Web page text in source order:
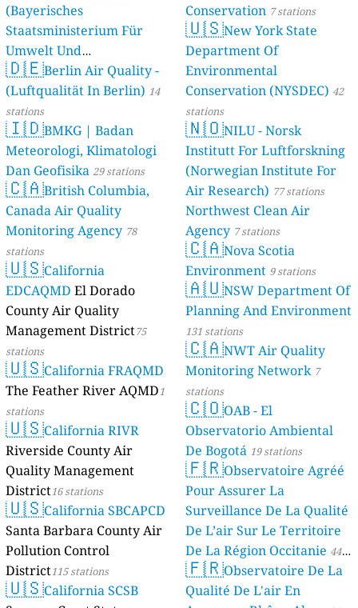
(Bayerisches
Staatsministerium Für
Umwelt Und
Verbraucherschutz) - LfU
46 stations
🇩🇪Berlin Air Quality -
(Luftqualität In Berlin) 14
stations
🇮🇩BMKG | Badan
Meteorologi, Klimatologi
Dan Geofisika 29 stations
🇨🇦British Columbia,
Canada Air Quality
Monitoring Agency 78
stations
🇺🇸California
EDCAQMD El Dorado
County Air Quality
Management District75
stations
🇺🇸California FRAQMD
The Feather River AQMD1
stations
🇺🇸California RIVR
Riverside County Air
Quality Management
District16 stations
🇺🇸California SBCAPCD
Santa Barbara County Air
Pollution Control
District115 stations
🇺🇸California SCSB
Conservation 7 stations
🇺🇸New York State
Department Of
Environmental
Conservation (NYSDEC) 42
stations
🇳🇴NILU - Norsk
Institutt For Luftforskning
(Norwegian Institute For
Air Research) 77 stations
Northwest Clean Air
Agency 7 stations
🇨🇦Nova Scotia
Environment 9 stations
🇦🇺NSW Department Of
Planning And Environment
131 stations
🇨🇦NWT Air Quality
Monitoring Network 7
stations
🇨🇴OAB - El
Observatorio Ambiental
De Bogotá 19 stations
🇫🇷Observatoire Agréé
Pour Assurer La
Surveillance De La Qualité
De L’air Sur Le Territoire
De La Région Occitanie 44
stations
🇫🇷Observatoire De La
Qualité De L'air En